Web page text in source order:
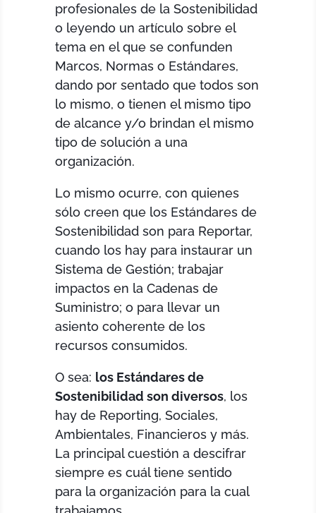
profesionales de la Sostenibilidad
o leyendo un artículo sobre el
tema en el que se confunden
Marcos, Normas o Estándares,
dando por sentado que todos son
lo mismo, o tienen el mismo tipo
de alcance y/o brindan el mismo
tipo de solución a una
organización.
Lo mismo ocurre, con quienes
sólo creen que los Estándares de
Sostenibilidad son para Reportar,
cuando los hay para instaurar un
Sistema de Gestión; trabajar
impactos en la Cadenas de
Suministro; o para llevar un
asiento coherente de los
recursos consumidos.
O sea: los Estándares de
Sostenibilidad son diversos, los
hay de Reporting, Sociales,
Ambientales, Financieros y más.
La principal cuestión a descifrar
siempre es cuál tiene sentido
para la organización para la cual